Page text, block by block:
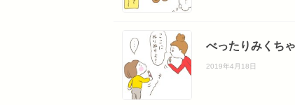
べったりみくち
2019年4月18日